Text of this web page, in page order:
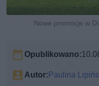
Nowe promocje w
Opublikowano:
Autor:Paulina